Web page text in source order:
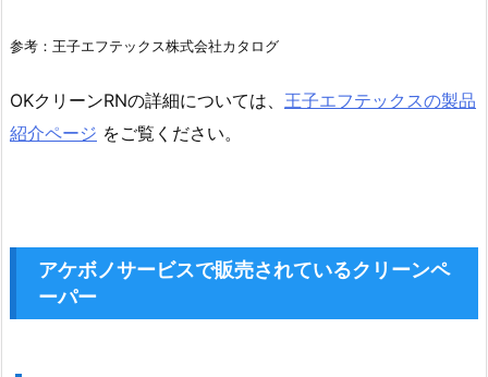
参考：王子エフテックス株式会社カタログ
OKクリーンRNの詳細については、 王子エフテックスの製品
紹介ページ をご覧ください。
アケボノサービスで販売されているクリーンペ
ーパー